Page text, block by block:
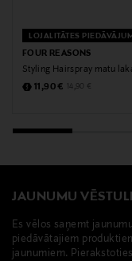
LOJALITĀTES
FOUR REASONS
Styling Hairspray matu
Discounted Price
11,90 € Original Price
14,90 €
JAUNUMU
Es vēlos saņemt
piedāvātajiem
jaunumiem.